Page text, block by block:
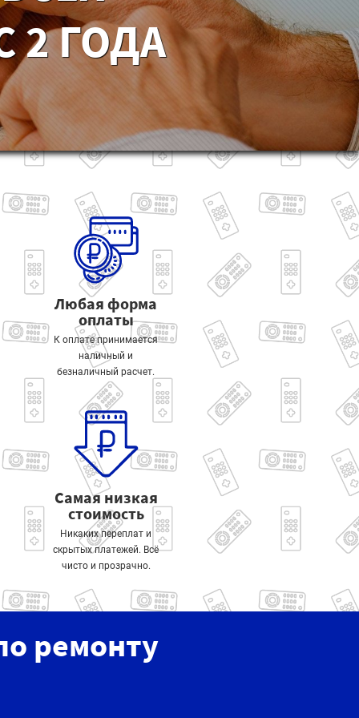
2 ГОДА
Любая форма
оплаты
К оплате принимается
наличный и
безналичный расчет.
Самая низкая
стоимость
Никаких переплат и
скрытых платежей. Всё
чисто и прозрачно.
ремонту